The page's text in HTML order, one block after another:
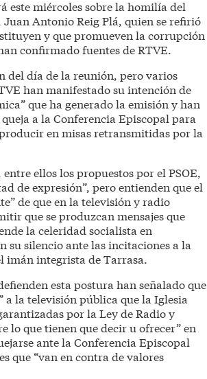
este miércoles sobre la homilía del
Antonio Reig Plá, quien se refirió
y que promueven la corrupción
confirmado fuentes de RTVE.
del día de la reunión, pero varios
han manifestado su intención de
que ha generado la emisión y han
a la Conferencia Episcopal para
en misas retransmitidas por la
ellos los propuestos por el PSOE,
de expresión”, pero entienden que el
de que en la televisión y radio
que se produzcan mensajes que
la celeridad socialista en
su silencio ante las incitaciones a la
imán integrista de Tarrasa.
esta postura han señalado que
a la televisión pública que la Iglesia
por la Ley de Radio y
lo que tienen que decir u ofrecer” en
ante la Conferencia Episcopal
que “van en contra de valores